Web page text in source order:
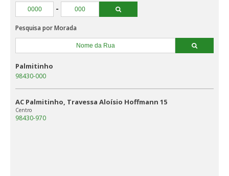
-
Pesquisa por Morada
Palmitinho
98430-000
AC Palmitinho, Travessa Aloísio Hoffmann 15
Centro
98430-970